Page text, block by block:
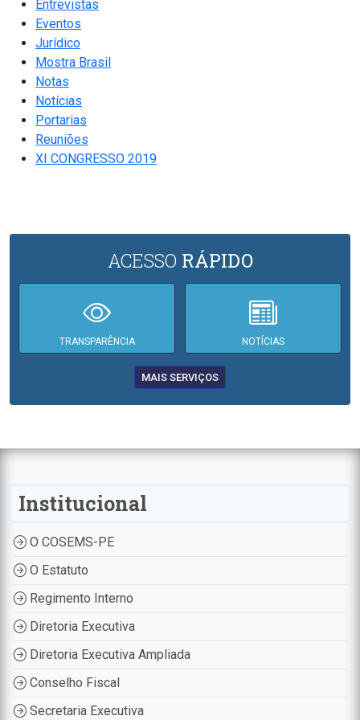
Entrevistas
Eventos
Jurídico
Mostra Brasil
Notas
Notícias
Portarias
Reuniões
XI CONGRESSO 2019
ACESSO RÁPIDO
TRANSPARÊNCIA NOTÍCIAS
MAIS SERVIÇOS
Institucional
O COSEMS-PE
O Estatuto
Regimento Interno
Diretoria Executiva
Diretoria Executiva Ampliada
Conselho Fiscal
Secretaria Executiva